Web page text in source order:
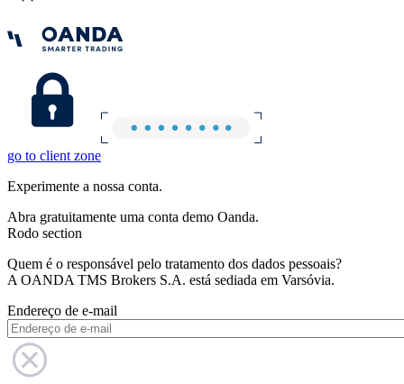
go to client zone
Experimente a nossa conta.
Abra gratuitamente uma conta demo Oanda.
Rodo section
Quem é o responsável pelo tratamento dos dados pessoais?
A OANDA TMS Brokers S.A. está sediada em Varsóvia.
Endereço de e-mail